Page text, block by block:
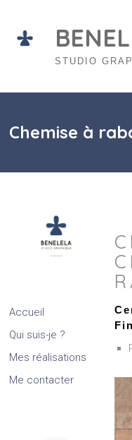
content
STUDIO
Chemise à
Accueil
Qui suis-je ?
Mes réalisations
Me contacter